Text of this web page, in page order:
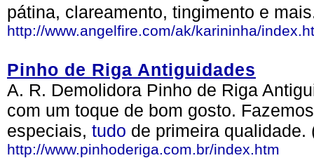
pátina, clareamento, tingimento e
http://www.angelfire.com/ak/karininha/
Pinho de Riga Antiguidades
A. R. Demolidora Pinho de Riga
com um toque de bom gosto.
especiais, tudo de primeira qualidade.
http://www.pinhoderiga.com.br/index.htm